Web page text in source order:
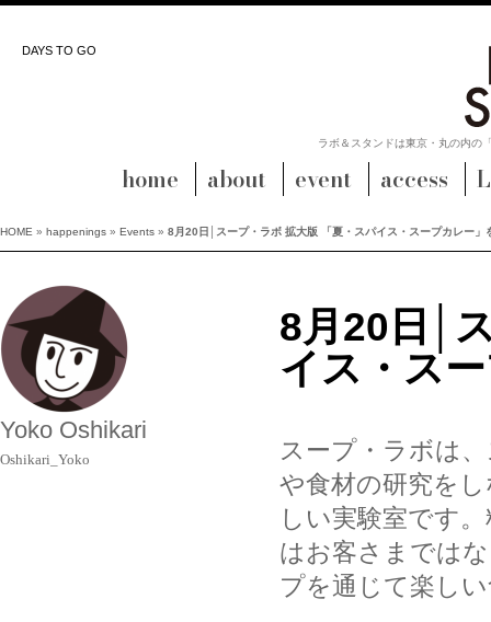
ラボ＆スタンドは東京・丸の内の
DAYS TO GO
home about event access
HOME » happenings » Events » 8月20日│スープ・ラボ 拡大版 「夏・スパイス・スープカレー」
Yoko Oshikari
Oshikari_Yoko
8月20日│
イス・ス
スープ・ラボは
や食材の研究を
しい実験室です
はお客さまでは
プを通じて楽し